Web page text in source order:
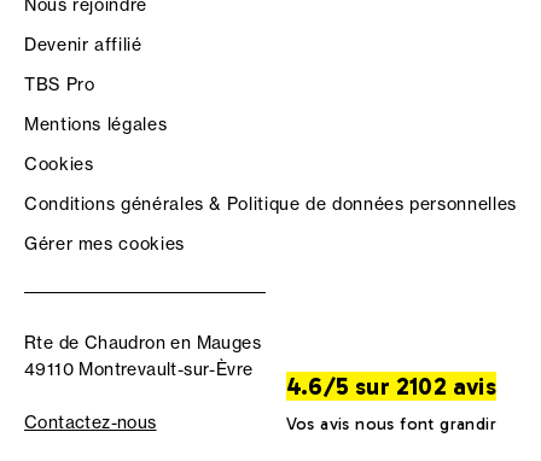
Nous rejoindre
Devenir affilié
TBS Pro
Mentions légales
Cookies
Conditions générales & Politique de données personnelles
Gérer mes cookies
Rte de Chaudron en Mauges
49110 Montrevault-sur-Èvre
Contactez-nous
4.6/5 sur 2102 avis
Vos avis nous font grandir